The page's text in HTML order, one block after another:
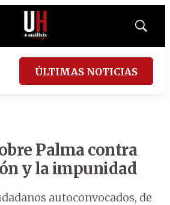
Mostrar
ÚLTIMAS NOTICIAS
Palma contra
y la impunidad
autoconvocados, de